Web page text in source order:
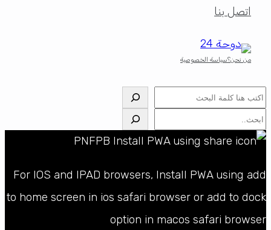
اتصل بنا
من نحن؟سياسة الخصوصية
البحث
البحث
For IOS and IPAD browsers, Install PWA using add
to home screen in ios safari browser or add to dock
option in macos safari browser